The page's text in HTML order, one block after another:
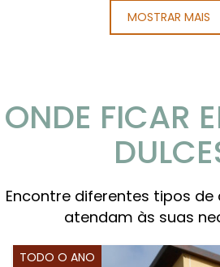
MOSTRAR MAIS
ONDE FICAR
Encontre diferentes tipos
atendam às suas
TODO O ANO